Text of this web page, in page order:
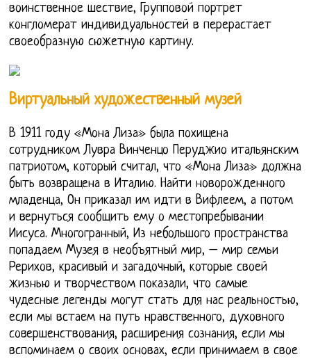
воинственное шествие, Групповой портрет
конгломерат индивидуальностей в перерастает
своеобразную сюжетную картину.
Виртуальный художественный музей
В 1911 году «Мона Лиза» была похищена
сотрудником Лувра Винченцо Перуджио итальянским
патриотом, который считал, что «Мона Лиза» должна
быть возвращена в Италию. Найти новорожденного
младенца, Он приказал им идти в Вифлеем, а потом
и вернуться сообщить ему о местопребывании
Иисуса. Многогранный, Из небольшого пространства
попадаем Музея в необъятный мир, – мир семьи
Рерихов, красивый и загадочный, которые своей
жизнью и творчеством показали, что самые
чудесные легенды могут стать для нас реальностью,
если мы встаем на путь нравственного, духовного
совершенствования, расширения сознания, если мы
вспоминаем о своих основах, если принимаем в свое